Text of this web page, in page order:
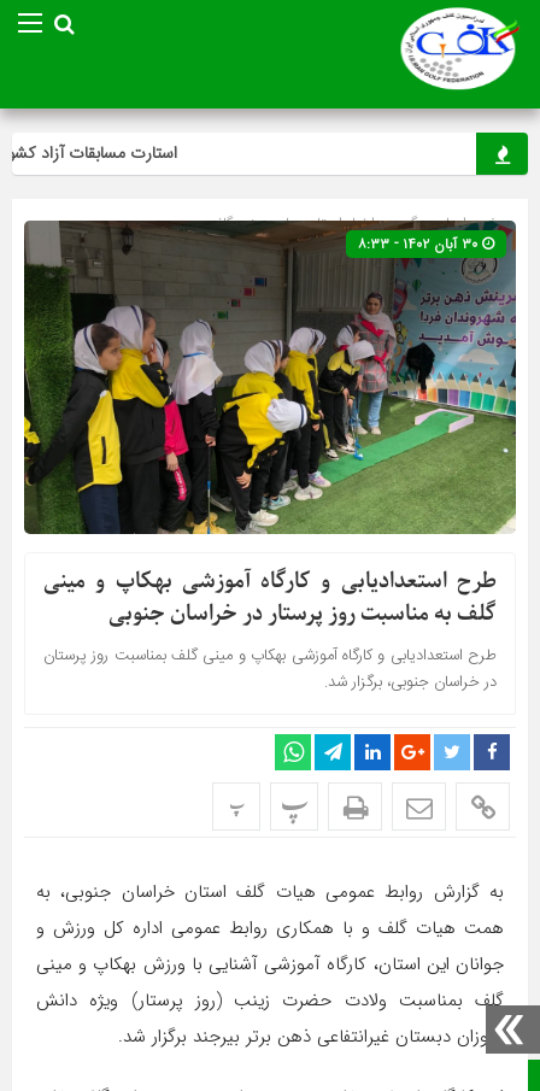
صفحه نخست
استارت مسابقات آزاد
صفحه اصلی» گروه »اخبار استان ها»مینی گلف
طرح استعدادیابی و کارگاه آموزشی بهکاپ و مینی
گلف به مناسبت روز پرستار در خراسان جنوبی
طرح استعدادیابی و کارگاه آموزشی بهکاپ و مینی گلف بمناسبت روز پرستان
در خراسان جنوبی، برگزار شد.
پ پ
به گزارش روابط عمومی هیات گلف استان خراسان جنوبی، به
همت هیات گلف و با همکاری روابط عمومی اداره کل ورزش و
جوانان این استان، کارگاه آموزشی آشنایی با ورزش بهکاپ و مینی
گلف بمناسبت ولادت حضرت زینب (روز پرستار) ویژه دانش
آموزان دبستان غیرانتفاعی ذهن برتر بیرجند برگزار شد.